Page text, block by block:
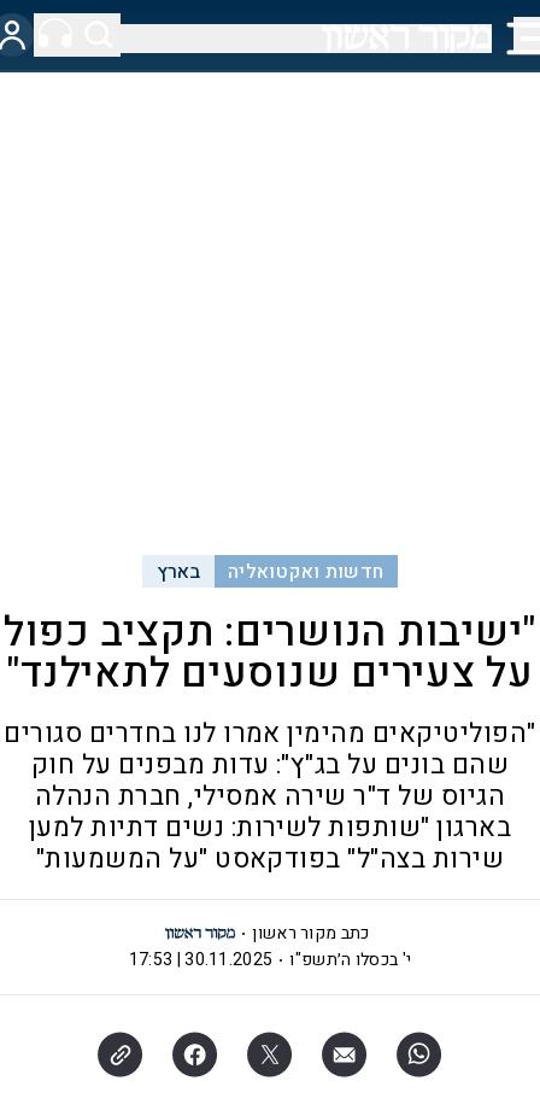
חדשות ואקטואליה בארץ
"ישיבות הנושרים: תקציב כפול
על צעירים שנוסעים לתאילנד"
"הפוליטיקאים מהימין אמרו לנו בחדרים סגורים
שהם בונים על בג"ץ": עדות מבפנים על חוק
הגיוס של ד"ר שירה אמסילי, חברת הנהלה
בארגון "שותפות לשירות: נשים דתיות למען
שירות בצה"ל" בפודקאסט "על המשמעות"
כתב מקור ראשון
י' בכסלו ה׳תשפ"ו
30.11.2025 | 17:53